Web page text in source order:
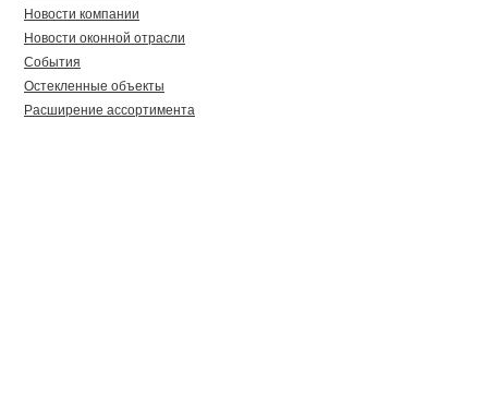
Новости компании
Новости оконной отрасли
События
Остекленные объекты
Расширение ассортимента